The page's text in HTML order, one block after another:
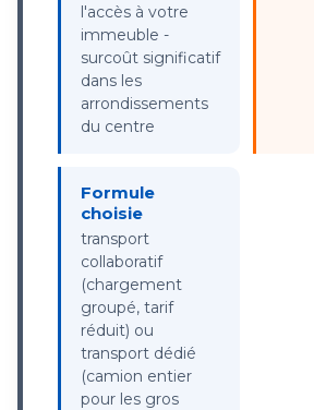
l'accès à votre
immeuble -
surcoût significatif
dans les
arrondissements
du centre
Formule
choisie
transport
collaboratif
(chargement
groupé, tarif
réduit) ou
transport dédié
(camion entier
pour les gros